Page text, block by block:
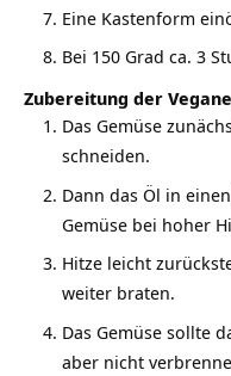
Eine Kastenform
Bei 150 Grad ca. 3
Zubereitung der
Das Gemüse
schneiden.
Dann das Öl in
Gemüse bei hoher
Hitze leicht
weiter braten.
Das Gemüse sollte
aber nicht